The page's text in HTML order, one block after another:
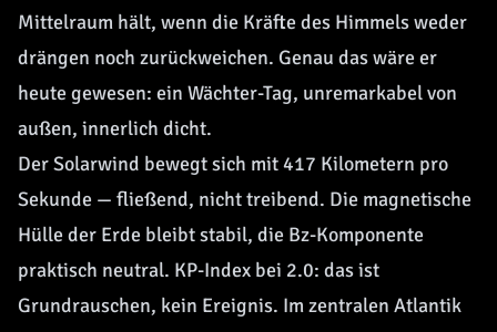
Mittelraum hält, wenn die Kräfte des Himmels weder
drängen noch zurückweichen. Genau das wäre er
heute gewesen: ein Wächter-Tag, unremarkabel von
außen, innerlich dicht.
Der Solarwind bewegt sich mit 417 Kilometern pro
Sekunde — fließend, nicht treibend. Die magnetische
Hülle der Erde bleibt stabil, die Bz-Komponente
praktisch neutral. KP-Index bei 2.0: das ist
Grundrauschen, kein Ereignis. Im zentralen Atlantik